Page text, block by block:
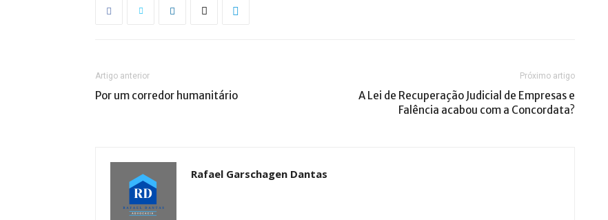
Artigo anterior
Por um corredor humanitário
Próximo artigo
A Lei de Recuperação Judicial de Empresas e
Falência acabou com a Concordata?
Rafael Garschagen Dantas